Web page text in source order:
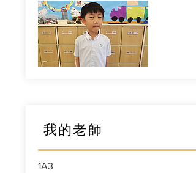
我的老師
1A3